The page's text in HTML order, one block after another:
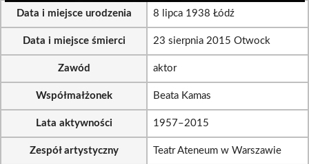
Data i miejsce urodzenia 8 lipca 1938 Łódź
Data i miejsce śmierci 23 sierpnia 2015 Otwock
Zawód aktor
Współmałżonek Beata Kamas
Lata aktywności 1957–2015
Zespół artystyczny Teatr Ateneum w Warszawie